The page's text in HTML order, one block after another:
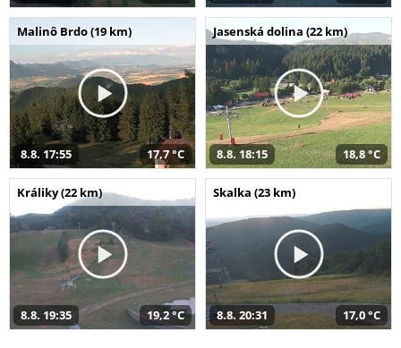
Malinô Brdo (19 km)
8.8. 17:55 17,7 °C
Jasenská dolina (22 km)
8.8. 18:15 18,8 °C
Králiky (22 km)
8.8. 19:35 19,2 °C
Skalka (23 km)
8.8. 20:31 17,0 °C